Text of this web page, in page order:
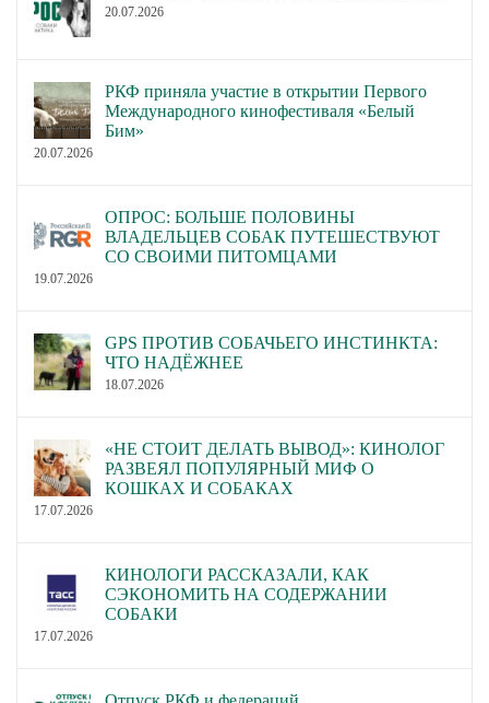
20.07.2026
РКФ приняла участие в открытии Первого
Международного кинофестиваля «Белый
Бим»
20.07.2026
ОПРОС: БОЛЬШЕ ПОЛОВИНЫ
ВЛАДЕЛЬЦЕВ СОБАК ПУТЕШЕСТВУЮТ
СО СВОИМИ ПИТОМЦАМИ
19.07.2026
GPS ПРОТИВ СОБАЧЬЕГО ИНСТИНКТА:
ЧТО НАДЁЖНЕЕ
18.07.2026
«НЕ СТОИТ ДЕЛАТЬ ВЫВОД»: КИНОЛОГ
РАЗВЕЯЛ ПОПУЛЯРНЫЙ МИФ О
КОШКАХ И СОБАКАХ
17.07.2026
КИНОЛОГИ РАССКАЗАЛИ, КАК
СЭКОНОМИТЬ НА СОДЕРЖАНИИ
СОБАКИ
17.07.2026